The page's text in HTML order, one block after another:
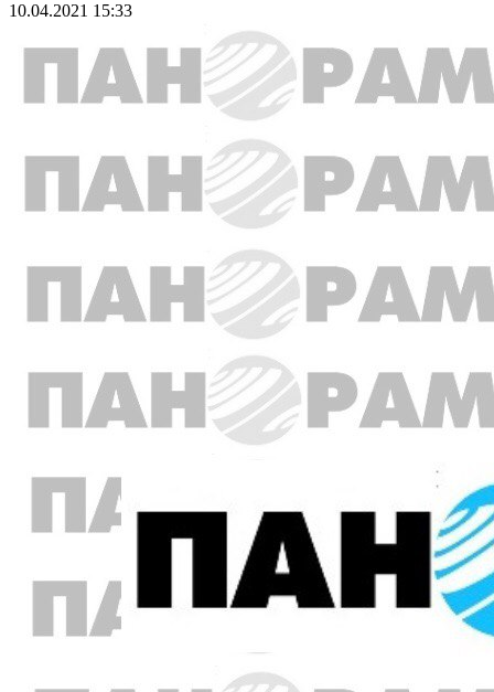
10.04.2021 15:33